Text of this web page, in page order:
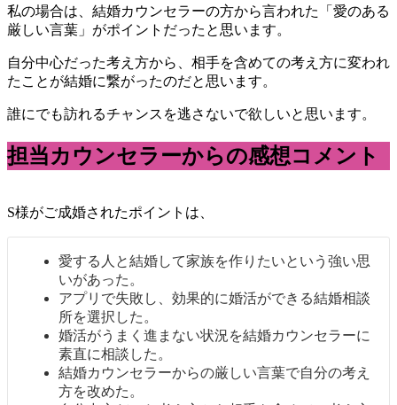
私の場合は、結婚カウンセラーの方から言われた「愛のある
厳しい言葉」がポイントだったと思います。
自分中心だった考え方から、相手を含めての考え方に変われ
たことが結婚に繋がったのだと思います。
誰にでも訪れるチャンスを逃さないで欲しいと思います。
担当カウンセラーからの感想コメント
S様がご成婚されたポイントは、
愛する人と結婚して家族を作りたいという強い思
いがあった。
アプリで失敗し、効果的に婚活ができる結婚相談
所を選択した。
婚活がうまく進まない状況を結婚カウンセラーに
素直に相談した。
結婚カウンセラーからの厳しい言葉で自分の考え
方を改めた。